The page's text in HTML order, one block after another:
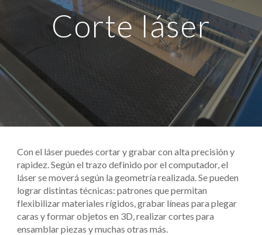
Corte láser
Con el láser puedes cortar y grabar con alta precisión y
rapidez. Según el trazo definido por el computador, el
láser se moverá según la geometría realizada. Se pueden
lograr distintas técnicas: patrones que permitan
flexibilizar materiales rígidos, grabar líneas para plegar
caras y formar objetos en 3D, realizar cortes para
ensamblar piezas y muchas otras más.